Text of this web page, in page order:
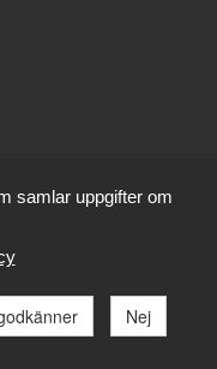
samlar uppgifter om
Nej